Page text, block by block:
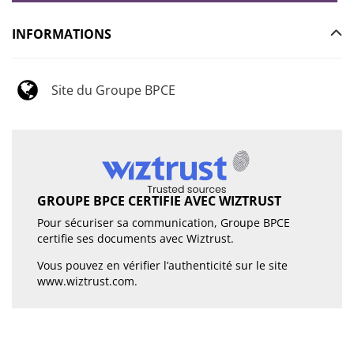
INFORMATIONS
Site du Groupe BPCE
GROUPE BPCE CERTIFIE AVEC WIZTRUST
Pour sécuriser sa communication, Groupe BPCE
certifie ses documents avec Wiztrust.
Vous pouvez en vérifier l’authenticité sur le site
www.wiztrust.com.